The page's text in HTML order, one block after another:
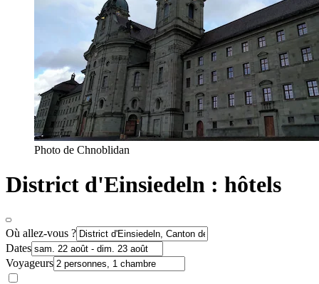
Photo de Chnoblidan
District d'Einsiedeln : hôtels
Où allez-vous ?
Dates
Voyageurs